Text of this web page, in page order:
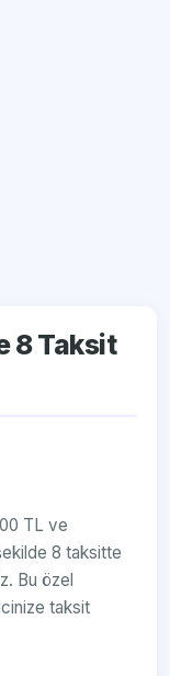
8 Taksit
TL ve
8 taksitte
Bu özel
taksit